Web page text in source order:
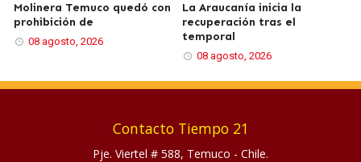
Molinera Temuco quedó con
prohibición de
08 agosto, 2026
La Araucanía inicia la
recuperación tras el
temporal
08 agosto, 2026
Contacto Tiempo 21
Pje. Viertel # 588, Temuco - Chile.